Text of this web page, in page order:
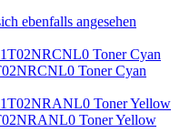
ebenfalls angesehen
Toner Cyan
Toner Yellow